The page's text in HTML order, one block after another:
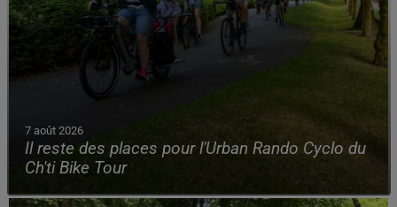
7 août 2026
Il reste des places pour l'Urban Rando Cyclo du
Ch'ti Bike Tour